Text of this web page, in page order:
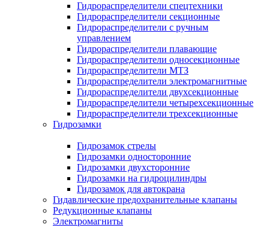
Гидрораспределители спецтехники
Гидрораспределители секционные
Гидрораспределители с ручным
управлением
Гидрораспределители плавающие
Гидрораспределители односекционные
Гидрораспределители МТЗ
Гидрораспределители электромагнитные
Гидрораспределители двухсекционные
Гидрораспределители четырехсекционные
Гидрораспределители трехсекционные
Гидрозамки
Гидрозамок стрелы
Гидрозамки односторонние
Гидрозамки двухсторонние
Гидрозамки на гидроцилиндры
Гидрозамок для автокрана
Гидавлические предохранительные клапаны
Редукционные клапаны
Электромагниты